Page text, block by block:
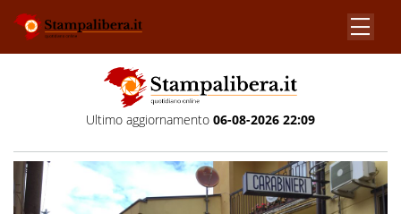
Ultimo aggiornamento 06-08-2026 22:09